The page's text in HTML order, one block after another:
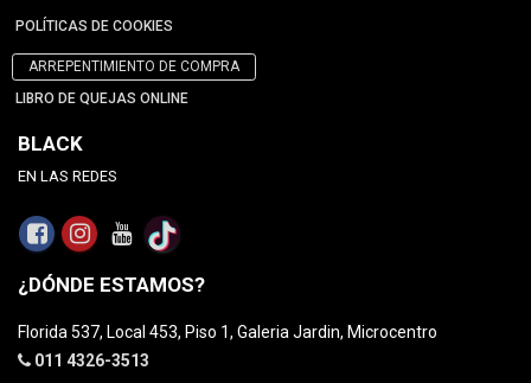
POLÍTICAS DE COOKIES
ARREPENTIMIENTO DE COMPRA
LIBRO DE QUEJAS ONLINE
BLACK
EN LAS REDES
¿DÓNDE ESTAMOS?
Florida 537, Local 453, Piso 1, Galeria Jardin, Microcentro
011 4326-3513